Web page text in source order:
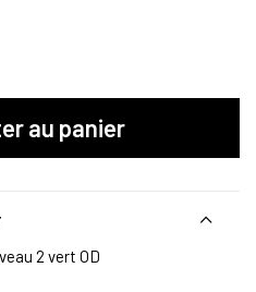
au panier
2 vert OD